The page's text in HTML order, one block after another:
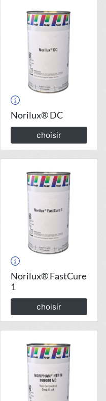
Norilux® DC
choisir
Norilux® FastCure
1
choisir